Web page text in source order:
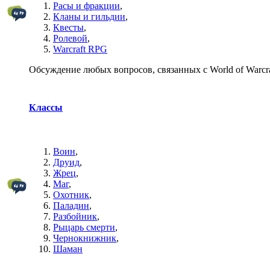
Расы и фракции,
Кланы и гильдии,
Квесты,
Ролевой,
Warcraft RPG
Обсуждение любых вопросов, связанных с World of
Классы
Воин,
Друид,
Жрец,
Маг,
Охотник,
Паладин,
Разбойник,
Рыцарь смерти,
Чернокнижник,
Шаман